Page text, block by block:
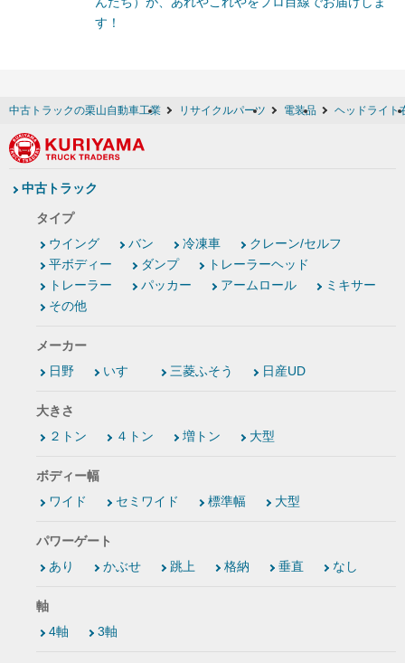
す！
中古トラックの栗山自動車工業 リサイクルパーツ 電装品 ヘッドライト
中古トラック
タイプ
ウイング
バン 冷凍車
クレーン/セルフ
平ボディー
ダンプ
トレーラーヘッド
トレーラー
パッカー アームロール
ミキサー
その他
メーカー
日野
いすゞ 三菱ふそう 日産UD
大きさ
２トン
４トン 増トン 大型
ボディー幅
ワイド
セミワイド 標準幅 大型
パワーゲート
あり
かぶせ 跳上 格納 垂直 なし
軸
4軸
3軸